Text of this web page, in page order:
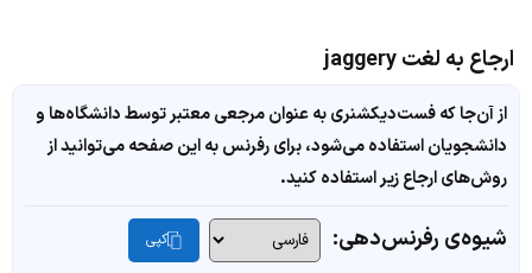
ارجاع به لغت jaggery
از آن‌جا که فست‌دیکشنری به عنوان مرجعی معتبر توسط دانشگاه‌ها و
دانشجویان استفاده می‌شود، برای رفرنس به این صفحه می‌توانید از
روش‌های ارجاع زیر استفاده کنید.
شیوه‌ی رفرنس‌دهی: کپی